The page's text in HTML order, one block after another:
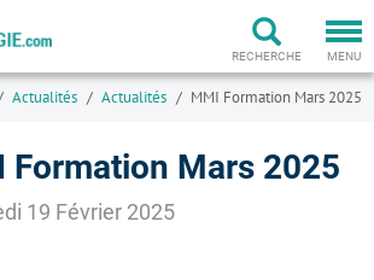
MENU
RECHERCHE
Actualités Actualités MMI Formation Mars 2025
Formation Mars 2025
19 Février 2025